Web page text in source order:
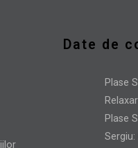
Date de
Plase
Plase
Sergiu: